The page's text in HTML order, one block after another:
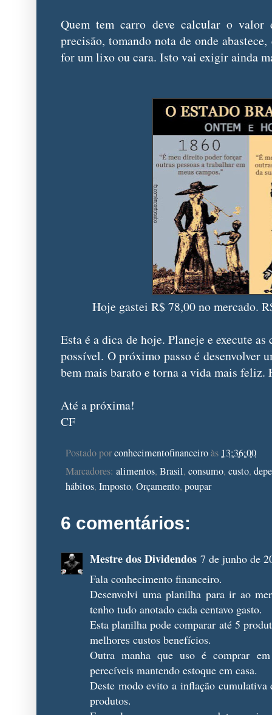
Quem tem carro deve calcular o valor
precisão, tomando nota de onde
for um lixo ou cara. Isto vai exigir ainda
Hoje gastei R$ 78,00 no mercado.
Esta é a dica de hoje. Planeje e execute
possível. O próximo passo é desenvolver
bem mais barato e torna a vida mais feliz.
Até a próxima!
CF
Postado porconhecimentofinanceiroàs 13:36:00
Marcadores: alimentos, Brasil, consumo, custo,
hábitos, Imposto, Orçamento, poupar
6 comentários:
Mestre dos Dividendos 7 de junho de
Fala conhecimento financeiro.
Desenvolvi uma planilha para ir ao
tenho tudo anotado cada centavo gasto.
Esta planilha pode comparar até 5
melhores custos benefícios.
Outra manha que uso é comprar
perecíveis mantendo estoque em casa.
Deste modo evito a inflação cumulativa
produtos.